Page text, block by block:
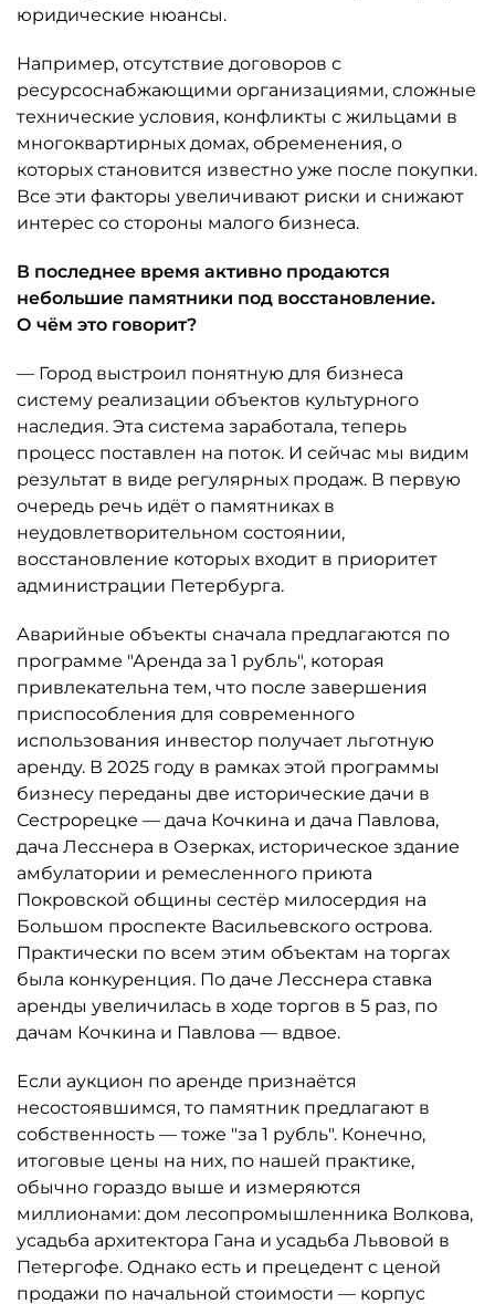
юридические нюансы.
Например, отсутствие договоров с
ресурсоснабжающими организациями, сложные
технические условия, конфликты с жильцами в
многоквартирных домах, обременения, о
которых становится известно уже после покупки.
Все эти факторы увеличивают риски и снижают
интерес со стороны малого бизнеса.
В последнее время активно продаются
небольшие памятники под восстановление.
О чём это говорит?
— Город выстроил понятную для бизнеса
систему реализации объектов культурного
наследия. Эта система заработала, теперь
процесс поставлен на поток. И сейчас мы видим
результат в виде регулярных продаж. В первую
очередь речь идёт о памятниках в
неудовлетворительном состоянии,
восстановление которых входит в приоритет
администрации Петербурга.
Аварийные объекты сначала предлагаются по
программе "Аренда за 1 рубль", которая
привлекательна тем, что после завершения
приспособления для современного
использования инвестор получает льготную
аренду. В 2025 году в рамках этой программы
бизнесу переданы две исторические дачи в
Сестрорецке — дача Кочкина и дача Павлова,
дача Лесснера в Озерках, историческое здание
амбулатории и ремесленного приюта
Покровской общины сестёр милосердия на
Большом проспекте Васильевского острова.
Практически по всем этим объектам на торгах
была конкуренция. По даче Лесснера ставка
аренды увеличилась в ходе торгов в 5 раз, по
дачам Кочкина и Павлова — вдвое.
Если аукцион по аренде признаётся
несостоявшимся, то памятник предлагают в
собственность — тоже "за 1 рубль". Конечно,
итоговые цены на них, по нашей практике,
обычно гораздо выше и измеряются
миллионами: дом лесопромышленника Волкова,
усадьба архитектора Гана и усадьба Львовой в
Петергофе. Однако есть и прецедент с ценой
продажи по начальной стоимости — корпус